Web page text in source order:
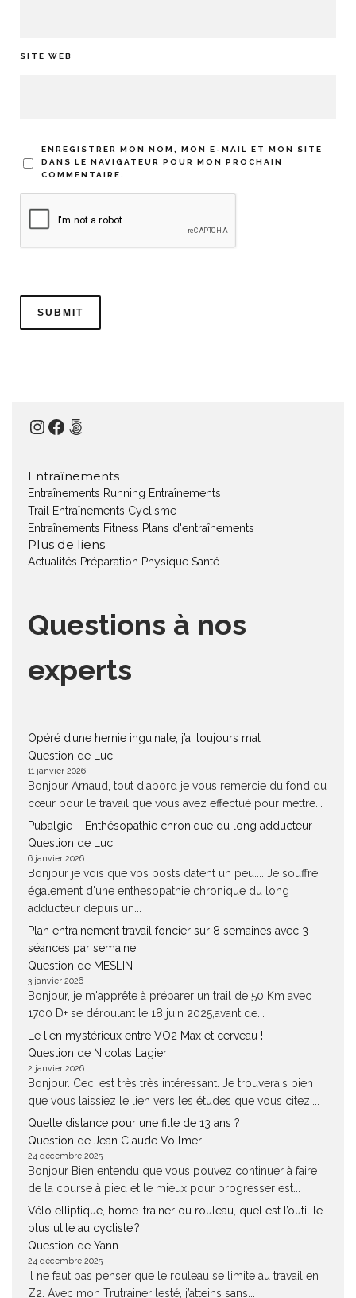
SITE WEB
ENREGISTRER MON NOM, MON E-MAIL ET MON SITE
DANS LE NAVIGATEUR POUR MON PROCHAIN
COMMENTAIRE.
Instagram
Facebook
500px
Entraînements
Entraînements Running Entraînements
Trail Entraînements Cyclisme
Entraînements Fitness Plans d'entraînements
Plus de liens
Actualités Préparation Physique Santé
Questions à nos
experts
Opéré d’une hernie inguinale, j’ai toujours mal !
Question de Luc
11 janvier 2026
Bonjour Arnaud, tout d'abord je vous remercie du fond du
cœur pour le travail que vous avez effectué pour mettre...
Pubalgie – Enthésopathie chronique du long adducteur
Question de Luc
6 janvier 2026
Bonjour je vois que vos posts datent un peu.... Je souffre
également d'une enthesopathie chronique du long
adducteur depuis un...
Plan entrainement travail foncier sur 8 semaines avec 3
séances par semaine
Question de MESLIN
3 janvier 2026
Bonjour, je m'apprête à préparer un trail de 50 Km avec
1700 D+ se déroulant le 18 juin 2025,avant de...
Le lien mystérieux entre VO2 Max et cerveau !
Question de Nicolas Lagier
2 janvier 2026
Bonjour. Ceci est très très intéressant. Je trouverais bien
que vous laissiez le lien vers les études que vous citez....
Quelle distance pour une fille de 13 ans ?
Question de Jean Claude Vollmer
24 décembre 2025
Bonjour Bien entendu que vous pouvez continuer à faire
de la course à pied et le mieux pour progresser est...
Vélo elliptique, home-trainer ou rouleau, quel est l’outil le
plus utile au cycliste ?
Question de Yann
24 décembre 2025
Il ne faut pas penser que le rouleau se limite au travail en
Z2. Avec mon Trutrainer lesté, j’atteins sans...